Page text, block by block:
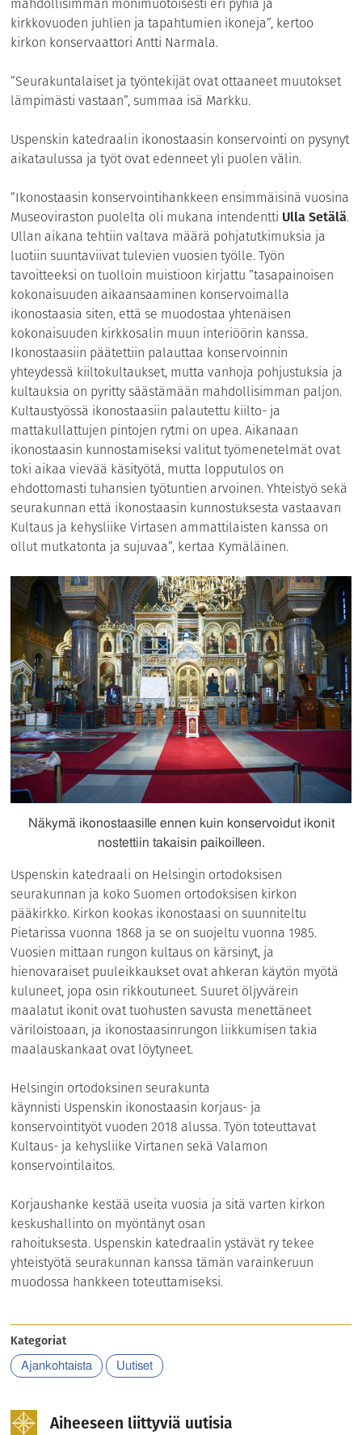
kirkkovuoden juhlien ja tapahtumien ikoneja”, kertoo
kirkon konservaattori Antti Narmala.
”Seurakuntalaiset ja työntekijät ovat ottaaneet muutokset
lämpimästi vastaan”, summaa isä Markku.
Uspenskin katedraalin ikonostaasin konservointi on pysynyt
aikataulussa ja työt ovat edenneet yli puolen välin.
”Ikonostaasin konservointihankkeen ensimmäisinä vuosina
Museoviraston puolelta oli mukana intendentti Ulla Setälä.
Ullan aikana tehtiin valtava määrä pohjatutkimuksia ja
luotiin suuntaviivat tulevien vuosien työlle. Työn
tavoitteeksi on tuolloin muistioon kirjattu ”tasapainoisen
kokonaisuuden aikaansaaminen konservoimalla
ikonostaasia siten, että se muodostaa yhtenäisen
kokonaisuuden kirkkosalin muun interiöörin kanssa.
Ikonostaasiin päätettiin palauttaa konservoinnin
yhteydessä kiiltokultaukset, mutta vanhoja pohjustuksia ja
kultauksia on pyritty säästämään mahdollisimman paljon.
Kultaustyössä ikonostaasiin palautettu kiilto- ja
mattakullattujen pintojen rytmi on upea. Aikanaan
ikonostaasin kunnostamiseksi valitut työmenetelmät ovat
toki aikaa vievää käsityötä, mutta lopputulos on
ehdottomasti tuhansien työtuntien arvoinen. Yhteistyö sekä
seurakunnan että ikonostaasin kunnostuksesta vastaavan
Kultaus ja kehysliike Virtasen ammattilaisten kanssa on
ollut mutkatonta ja sujuvaa”, kertaa Kymäläinen.
Näkymä ikonostaasille ennen kuin konservoidut ikonit
nostettiin takaisin paikoilleen.
Uspenskin katedraali on Helsingin ortodoksisen
seurakunnan ja koko Suomen ortodoksisen kirkon
pääkirkko. Kirkon kookas ikonostaasi on suunniteltu
Pietarissa vuonna 1868 ja se on suojeltu vuonna 1985.
Vuosien mittaan rungon kultaus on kärsinyt, ja
hienovaraiset puuleikkaukset ovat ahkeran käytön myötä
kuluneet, jopa osin rikkoutuneet. Suuret öljyvärein
maalatut ikonit ovat tuohusten savusta menettäneet
väriloistoaan, ja ikonostaasinrungon liikkumisen takia
maalauskankaat ovat löytyneet.
Helsingin ortodoksinen seurakunta
käynnisti Uspenskin ikonostaasin korjaus- ja
konservointityöt vuoden 2018 alussa. Työn toteuttavat
Kultaus- ja kehysliike Virtanen sekä Valamon
konservointilaitos.
Korjaushanke kestää useita vuosia ja sitä varten kirkon
keskushallinto on myöntänyt osan
rahoituksesta. Uspenskin katedraalin ystävät ry tekee
yhteistyötä seurakunnan kanssa tämän varainkeruun
muodossa hankkeen toteuttamiseksi.
Kategoriat
Ajankohtaista Uutiset
Aiheeseen liittyviä uutisia